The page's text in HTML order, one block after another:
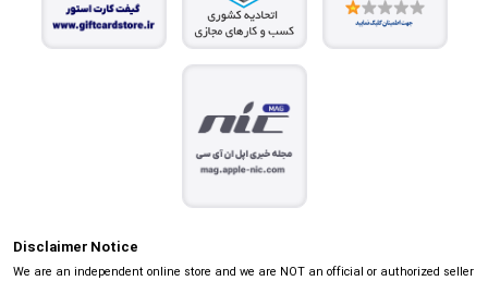
Disclaimer Notice
We are an independent online store and we are NOT an official or authorized seller